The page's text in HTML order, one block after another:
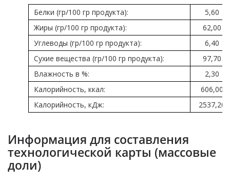
Белки (гр/100 гр продукта):
5,60
Жиры (гр/100 гр продукта):
62,00
Углеводы (гр/100 гр продукта):
6,40
Сухие вещества (гр/100 гр продукта):
97,70
Влажность в %:
2,30
Калорийность, ккал:
606,00
Калорийность, кДж:
2537,20
Информация для составления
технологической карты (массовые
доли)